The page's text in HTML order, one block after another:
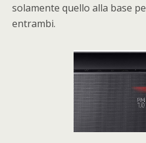
solamente quello alla base
entrambi.